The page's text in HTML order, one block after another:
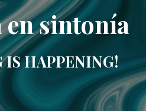
en sintonía
HAPPENING!